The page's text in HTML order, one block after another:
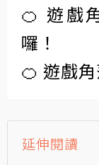
🍊 遊戲
囉！
🍊 遊戲
延伸閱讀